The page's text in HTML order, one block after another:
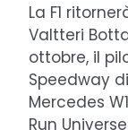
La F1
Valtteri
ottobre, il
Speedway
Mercedes
Run